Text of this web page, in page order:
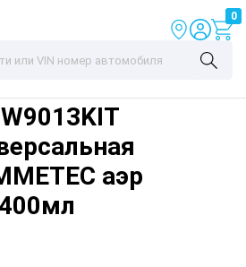
0
аэр